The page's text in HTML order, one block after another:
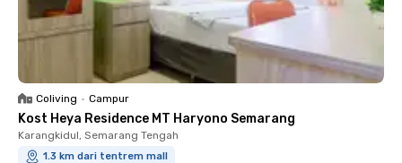
Coliving • Campur
Kost Heya Residence MT Haryono Semarang
Karangkidul, Semarang Tengah
1.3 km dari tentrem mall